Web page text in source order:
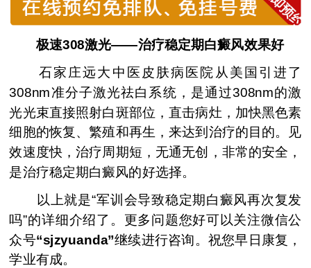
极速308激光——治疗稳定期白癜风效果好
石家庄远大中医皮肤病医院从美国引进了
308nm准分子激光祛白系统，是通过308nm的激
光光束直接照射白斑部位，直击病灶，加快黑色素
细胞的恢复、繁殖和再生，来达到治疗的目的。见
效速度快，治疗周期短，无通无创，非常的安全，
是治疗稳定期白癜风的好选择。
以上就是“军训会导致稳定期白癜风再次复发
吗”的详细介绍了。更多问题您好可以关注微信公
众号“sjzyuanda”继续进行咨询。祝您早日康复，
学业有成。